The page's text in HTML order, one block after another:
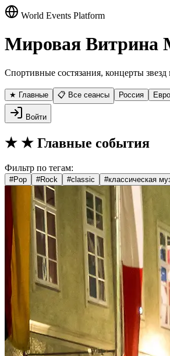
World Events Platform
Мировая Витрина
Спортивные состязания, концерты
★ Главные 📋 Все сеансы Россия
Войти
★ ★ Главные события
Фильтр по тегам:
#Pop #Rock #classic #классическая